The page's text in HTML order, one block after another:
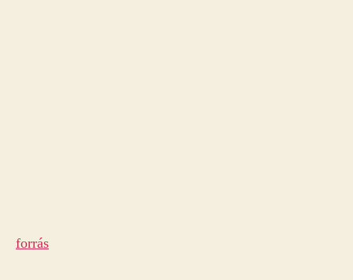
forrás